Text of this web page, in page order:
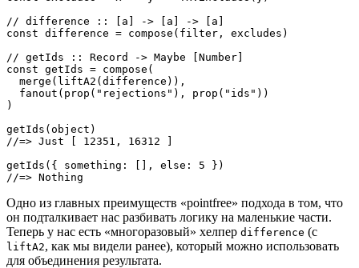
// difference :: [a] -> [a] -> [a]
const difference = compose(filter, excludes)
// getIds :: Record -> Maybe [Number]
const getIds = compose(
)
getIds(object)
//=> Just [ 12351, 16312 ]
getIds({ something: [], else: 5 })
//=> Nothing
Одно из главных преимуществ «pointfree» подхода в том, что
он подталкивает нас разбивать логику на маленькие части.
Теперь у нас есть «многоразовый» хелпер difference (с
liftA2, как мы видели ранее), который можно использовать
для объединения результата.